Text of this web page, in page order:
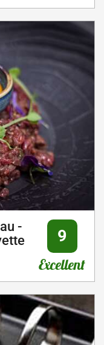
-
9
Excellent